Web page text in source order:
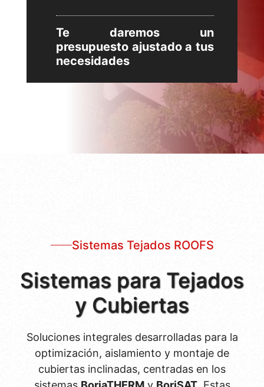
Te daremos un
presupuesto ajustado a tus
necesidades
Sistemas Tejados ROOFS
Sistemas para Tejados
y Cubiertas
Soluciones integrales desarrolladas para la
optimización, aislamiento y montaje de
cubiertas inclinadas, centradas en los